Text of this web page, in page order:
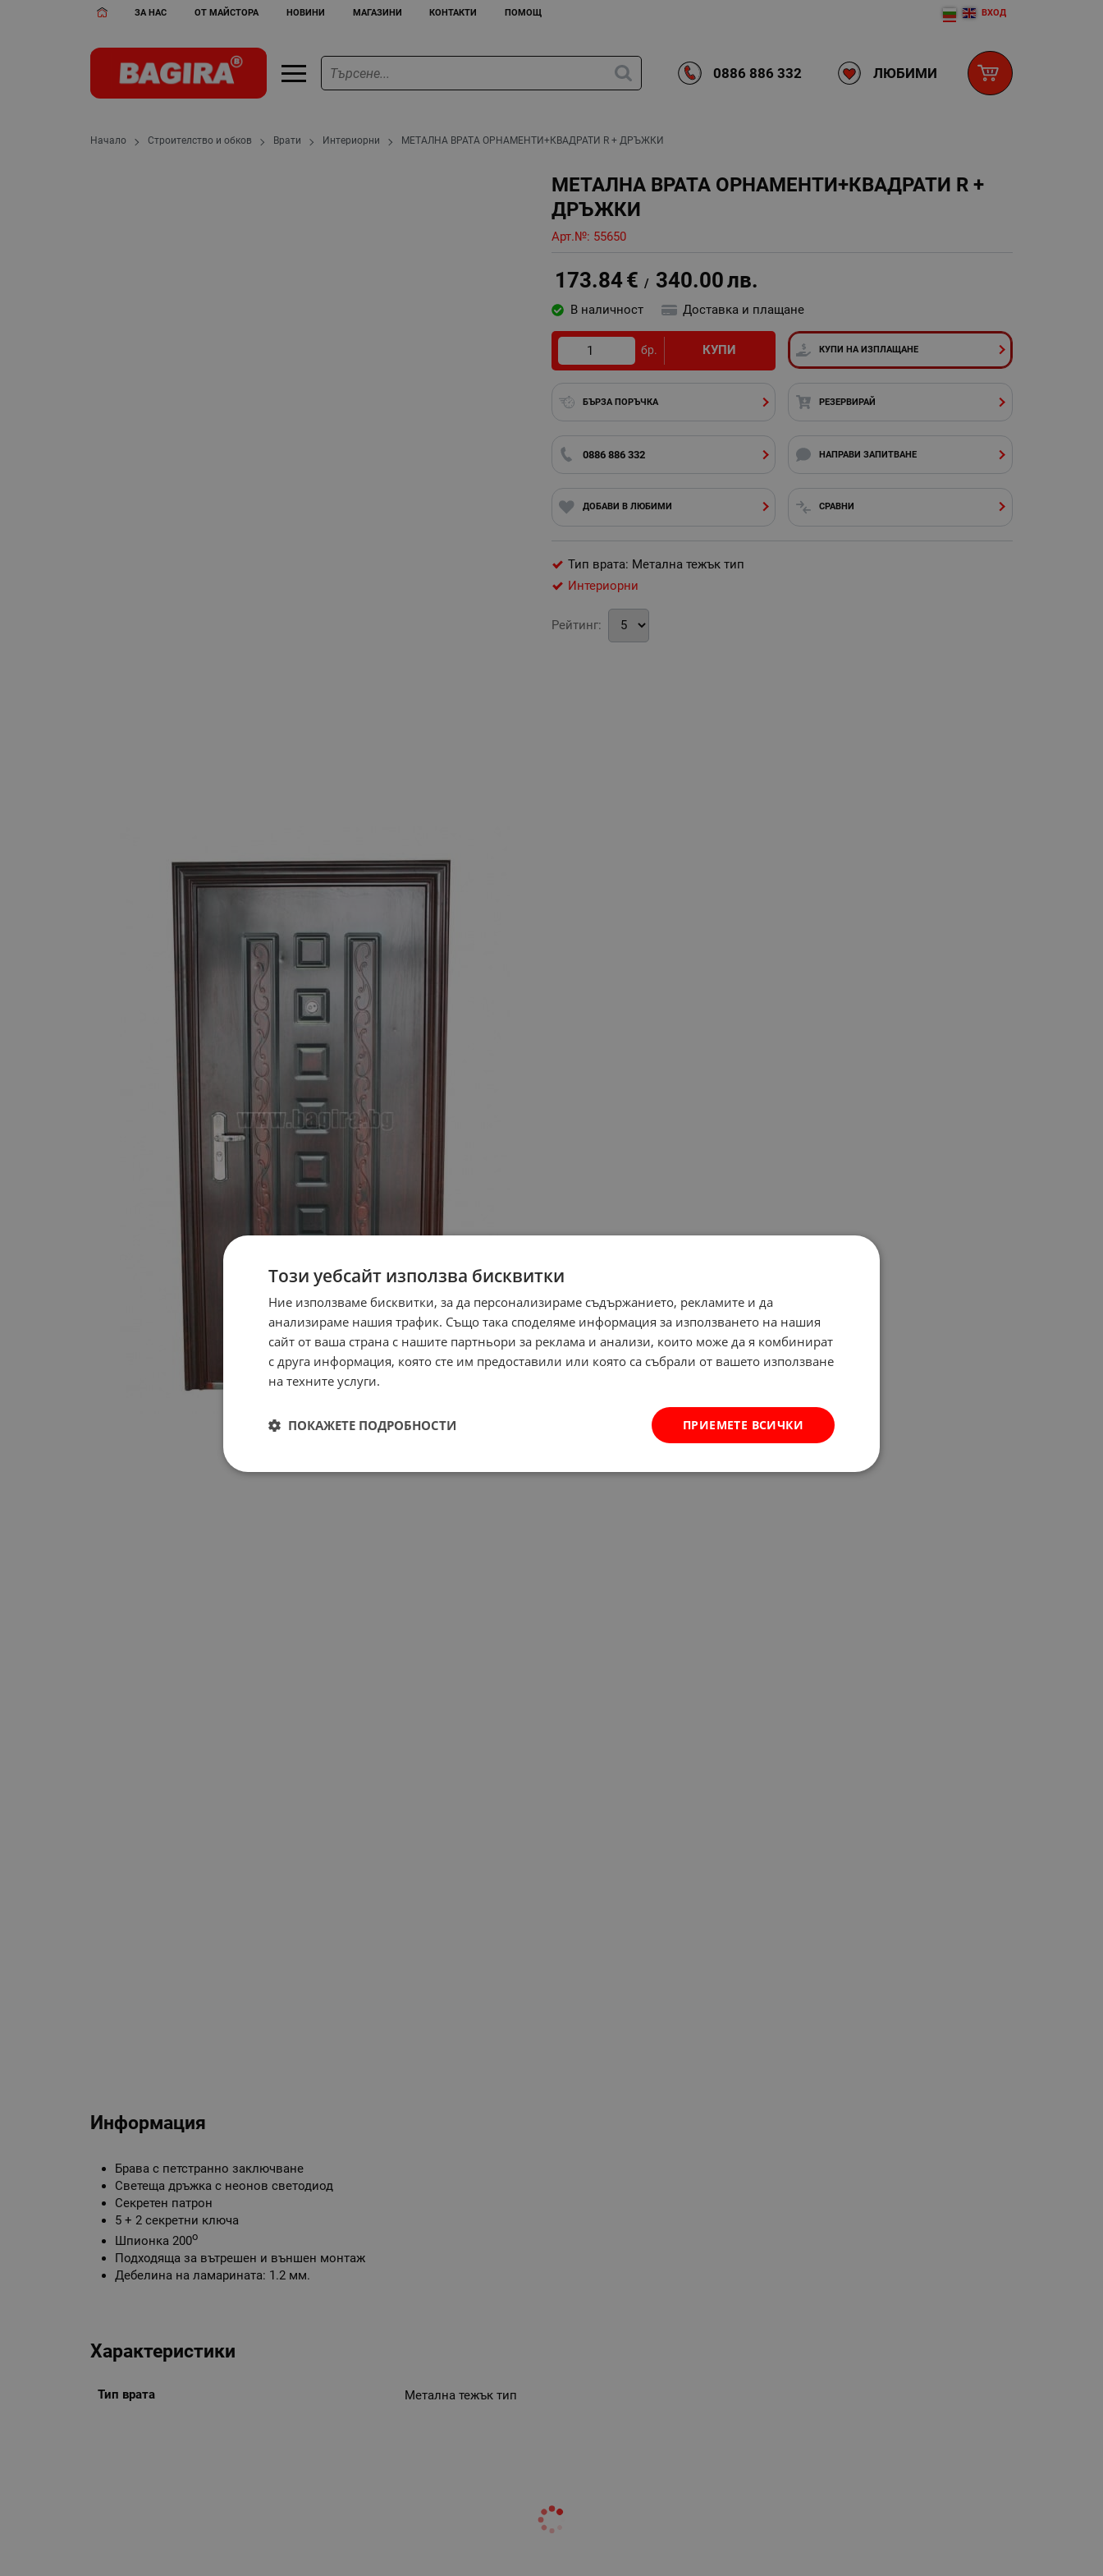
ЗА НАС ОТ МАЙСТОРА НОВИНИ МАГАЗИНИ КОНТАКТИ ПОМОЩ ВХОД
0886 886 332 ЛЮБИМИ
Начало Строителство и обков Врати Интериорни МЕТАЛНА ВРАТА ОРНАМЕНТИ+КВАДРАТИ R + ДРЪЖКИ
МЕТАЛНА ВРАТА ОРНАМЕНТИ+КВАДРАТИ R +
ДРЪЖКИ
Арт.№: 55650
173.84€ / 340.00лв.
В наличност Доставка и плащане
бр. КУПИ КУПИ НА ИЗПЛАЩАНЕ
БЪРЗА ПОРЪЧКА РЕЗЕРВИРАЙ
0886 886 332 НАПРАВИ ЗАПИТВАНЕ
ДОБАВИ В ЛЮБИМИ СРАВНИ
Тип врата: Метална тежък тип
Интериорни
Рейтинг:
Информация
Брава с петстранно заключване
Светеща дръжка с неонов светодиод
Секретен патрон
5 + 2 секретни ключа
Шпионка 200о
Подходяща за вътрешен и външен монтаж
Дебелина на ламарината: 1.2 мм.
Характеристики
Тип врата Метална тежък тип
Този уебсайт използва бисквитки
Ние използваме бисквитки, за да персонализираме съдържанието, рекламите и да
анализираме нашия трафик. Също така споделяме информация за използването на нашия
сайт от ваша страна с нашите партньори за реклама и анализи, които може да я комбинират
с друга информация, която сте им предоставили или която са събрали от вашето използване
на техните услуги.
ПРИЕМЕТЕ ВСИЧКИ
ПОКАЖЕТЕ ПОДРОБНОСТИ